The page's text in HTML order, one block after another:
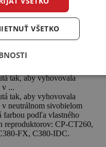
CP260
tak, aby vyhovovala
v ...
tak, aby vyhovovala
neutrálnom sivobielom
farbou podľa vlastného
reproduktorov: CP-CT260,
FX, C380-IDC.
VŠETKO